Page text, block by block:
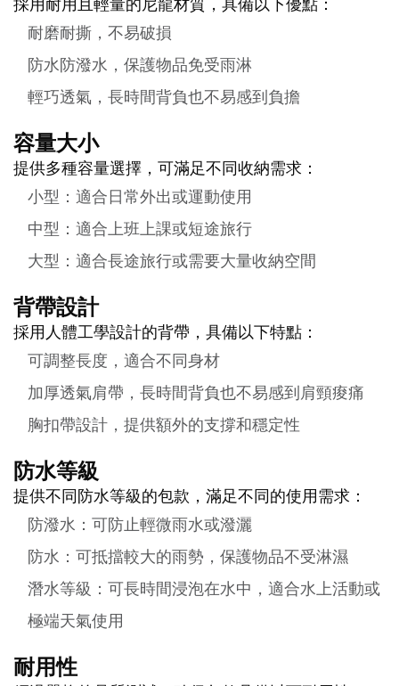
採用耐用且輕量的尼龍材質，具備以下優點：
耐磨耐撕，不易破損
防水防潑水，保護物品免受雨淋
輕巧透氣，長時間背負也不易感到負擔
容量大小
提供多種容量選擇，可滿足不同收納需求：
小型：適合日常外出或運動使用
中型：適合上班上課或短途旅行
大型：適合長途旅行或需要大量收納空間
背帶設計
採用人體工學設計的背帶，具備以下特點：
可調整長度，適合不同身材
加厚透氣肩帶，長時間背負也不易感到肩頸痠痛
胸扣帶設計，提供額外的支撐和穩定性
防水等級
提供不同防水等級的包款，滿足不同的使用需求：
防潑水：可防止輕微雨水或潑灑
防水：可抵擋較大的雨勢，保護物品不受淋濕
潛水等級：可長時間浸泡在水中，適合水上活動或
極端天氣使用
耐用性